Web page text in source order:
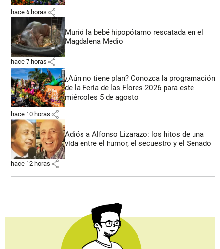
hace 6 horas share
Murió la bebé hipopótamo rescatada en el
Magdalena Medio
hace 7 horas share
¿Aún no tiene plan? Conozca la programación
de la Feria de las Flores 2026 para este
miércoles 5 de agosto
hace 10 horas share
Adiós a Alfonso Lizarazo: los hitos de una
vida entre el humor, el secuestro y el Senado
hace 12 horas share